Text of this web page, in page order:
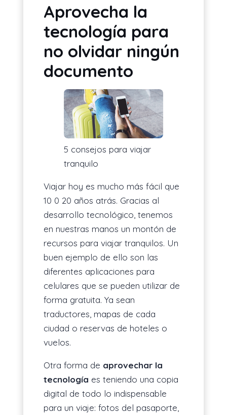
Aprovecha la
tecnología para
no olvidar ningún
documento
5 consejos para viajar
tranquilo
Viajar hoy es mucho más fácil que
10 0 20 años atrás. Gracias al
desarrollo tecnológico, tenemos
en nuestras manos un montón de
recursos para viajar tranquilos. Un
buen ejemplo de ello son las
diferentes aplicaciones para
celulares que se pueden utilizar de
forma gratuita. Ya sean
traductores, mapas de cada
ciudad o reservas de hoteles o
vuelos.
Otra forma de aprovechar la
tecnología es teniendo una copia
digital de todo lo indispensable
para un viaje: fotos del pasaporte,